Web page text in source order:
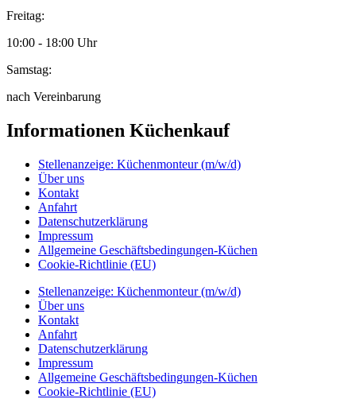
Freitag:
10:00 - 18:00 Uhr
Samstag:
nach Vereinbarung
Informationen Küchenkauf
Stellenanzeige: Küchenmonteur (m/w/d)
Über uns
Kontakt
Anfahrt
Datenschutzerklärung
Impressum
Allgemeine Geschäftsbedingungen-Küchen
Cookie-Richtlinie (EU)
Stellenanzeige: Küchenmonteur (m/w/d)
Über uns
Kontakt
Anfahrt
Datenschutzerklärung
Impressum
Allgemeine Geschäftsbedingungen-Küchen
Cookie-Richtlinie (EU)